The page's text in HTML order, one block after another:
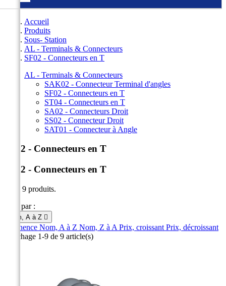
Accueil
Produits
Sous- Station
AL - Terminals & Connecteurs
SF02 - Connecteurs en T
AL - Terminals & Connecteurs
SAK02 - Connecteur Terminal d'angles
SF02 - Connecteurs en T
ST04 - Connecteurs en T
SA02 - Connecteurs Droit
SS02 - Connecteur Droit
SAT01 - Connecteur à Angle
SF02 - Connecteurs en T
SF02 - Connecteurs en T
Il y a 9 produits.
Trier par :
Nom, A à Z 
Pertinence Nom, A à Z Nom, Z à A Prix, croissant Prix, décroissant
Affichage 1-9 de 9 article(s)